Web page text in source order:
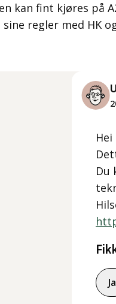
kan fint kjøres på
regler med HK
Hei
Du
Ja